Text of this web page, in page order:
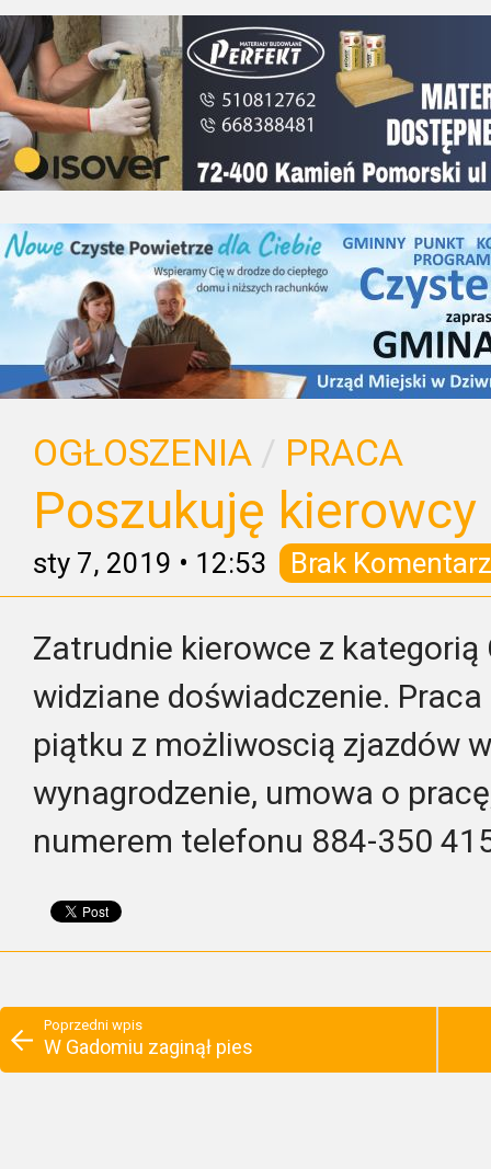
OGŁOSZENIA / PRACA
Poszukuję kierowcy
sty 7, 2019 • 12:53 Brak
Zatrudnie kierowce z kategorią
widziane doświadczenie. Praca
piątku z możliwoscią zjazdów
wynagrodzenie, umowa o
numerem telefonu 884-350
Poprzedni wpis
W Gadomiu zaginął pies